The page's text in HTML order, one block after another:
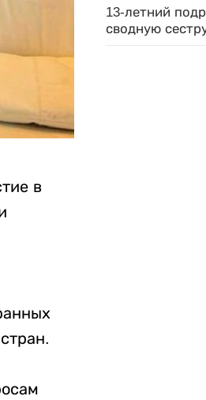
в
13-летний
сводную